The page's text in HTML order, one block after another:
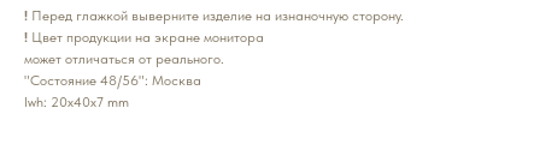
! Перед глажкой выверните изделие на изнаночную сторону.
! Цвет продукции на экране монитора
может отличаться от реального.
"Состояние 48/56": Москва
lwh: 20x40x7 mm